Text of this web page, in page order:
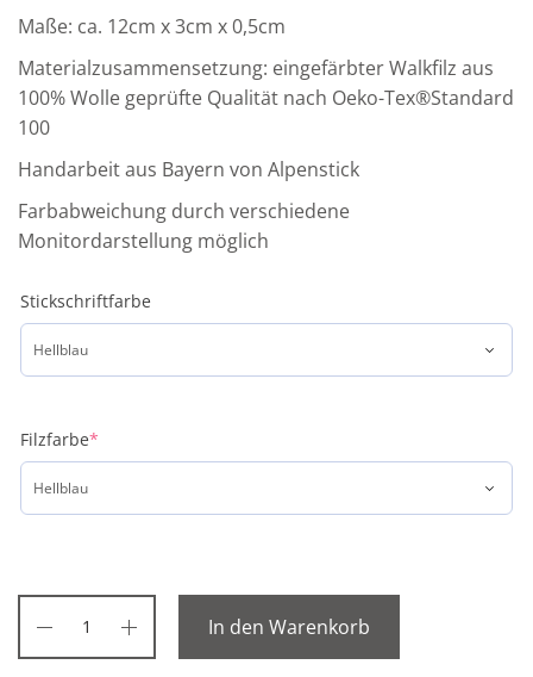
Maße: ca. 12cm x 3cm x 0,5cm
Materialzusammensetzung: eingefärbter Walkfilz aus
100% Wolle geprüfte Qualität nach Oeko-Tex®Standard
100
Handarbeit aus Bayern von Alpenstick
Farbabweichung durch verschiedene
Monitordarstellung möglich
Stickschriftfarbe
Filzfarbe*
In den Warenkorb